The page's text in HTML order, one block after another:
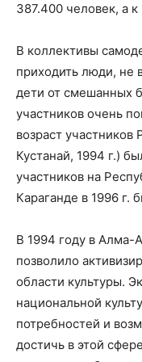
387.400 человек, а
В коллективы
приходить люди,
дети от смешанных
участников очень
возраст участников
Кустанай, 1994 г.)
участников на
Караганде в 1996 г.
В 1994 году в Алма-
позволило
области культуры.
национальной
потребностей и
достичь в этой